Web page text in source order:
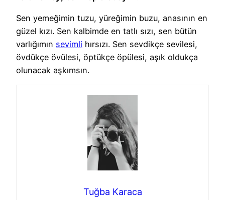
Sen yemeğimin tuzu, yüreğimin buzu, anasının en
güzel kızı. Sen kalbimde en tatlı sızı, sen bütün
varlığımın sevimli hırsızı. Sen sevdikçe sevilesi,
övdükçe övülesi, öptükçe öpülesi, aşık oldukça
olunacak aşkımsın.
Tuğba Karaca